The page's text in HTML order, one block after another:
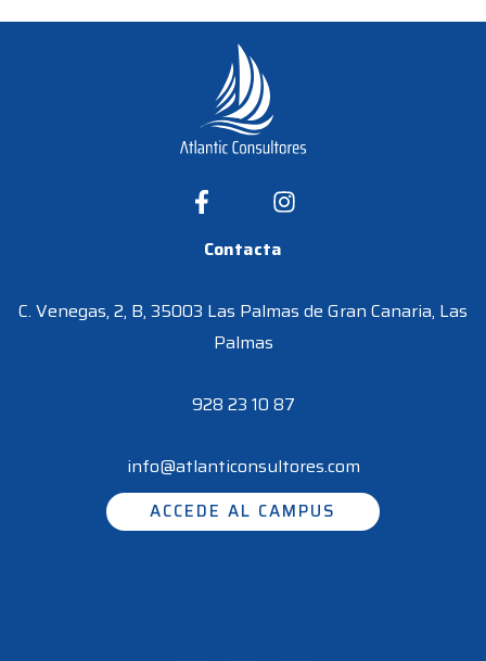
Contacta
C. Venegas, 2, B, 35003 Las Palmas de Gran Canaria, Las
Palmas
928 23 10 87
info@atlanticonsultores.com
ACCEDE AL CAMPUS